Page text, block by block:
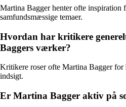
Martina Bagger henter ofte inspiration
samfundsmæssige temaer.
Hvordan har kritikere
Baggers værker?
Kritikere roser ofte Martina Bagger for
indsigt.
Er Martina Bagger aktiv på